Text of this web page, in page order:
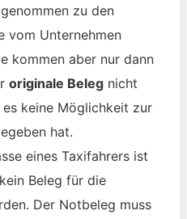
zu den
vom Unternehmen
kommen aber nur dann
originale Belegnicht
keine Möglichkeit zur
hat.
eines Taxifahrers ist
Beleg für die
Der Notbeleg muss